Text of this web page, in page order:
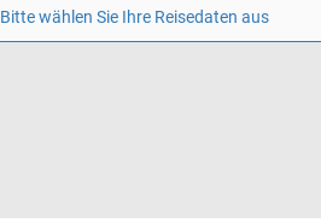
Bitte wählen Sie Ihre Reisedaten aus